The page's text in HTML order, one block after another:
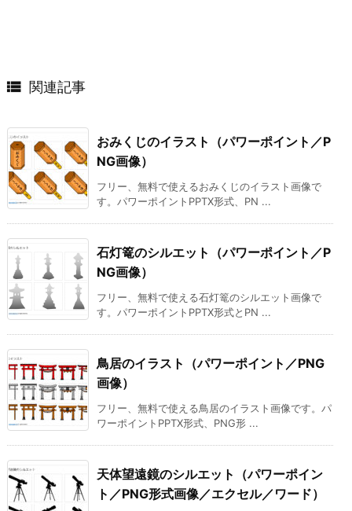
 関連記事
おみくじのイラスト（パワーポイント／P
NG画像）
フリー、無料で使えるおみくじのイラスト画像で
す。パワーポイントPPTX形式、PN ...
石灯篭のシルエット（パワーポイント／P
NG画像）
フリー、無料で使える石灯篭のシルエット画像で
す。パワーポイントPPTX形式とPN ...
鳥居のイラスト（パワーポイント／PNG
画像）
フリー、無料で使える鳥居のイラスト画像です。パ
ワーポイントPPTX形式、PNG形 ...
天体望遠鏡のシルエット（パワーポイン
ト／PNG形式画像／エクセル／ワード）